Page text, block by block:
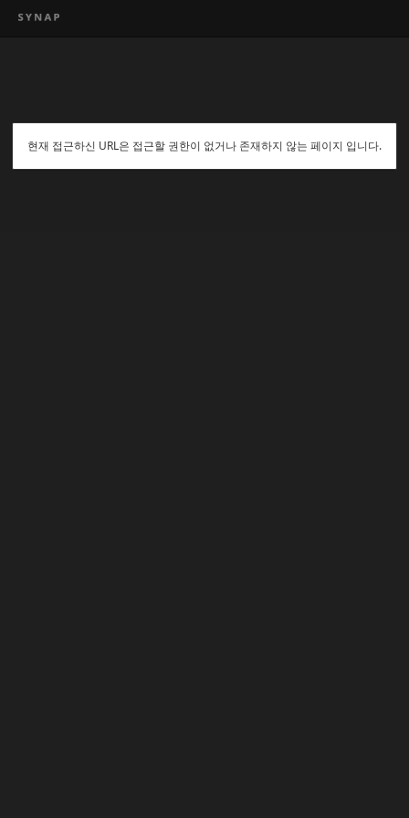
현재 접근하신 URL은 접근할 권한이 없거나 존재하지 않는 페이지 입니다.